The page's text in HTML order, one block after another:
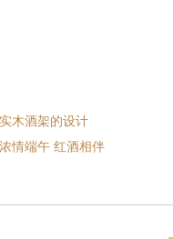
实木酒架的设计
浓情端午 红酒相伴